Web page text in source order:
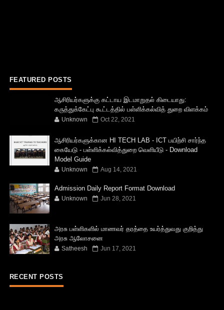
FEATURED POSTS
ஆசிரியர்களுக்கு கட்டாய இடமாறுதல் கிடையாது:
கருத்துக்கேட்பு கூட்டத்தில் பள்ளிக்கல்வித் துறை விளக்கம்
Unknown Oct 22, 2021
ஆசிரியர்களுக்கான HI TECH LAB - ICT பயிற்சி சார்ந்த
கையேடு - பள்ளிக்கல்வித்துறை வெளியீடு - Download
Model Guide
Unknown Aug 14, 2021
Admission Daily Report Format Download
Unknown Jun 28, 2021
அரசு பள்ளிகளில் மாணவர் தரத்தை உயர்த்துவது குறித்து
அரசு ஆலோசனை
Satheesh Jun 17, 2021
RECENT POSTS